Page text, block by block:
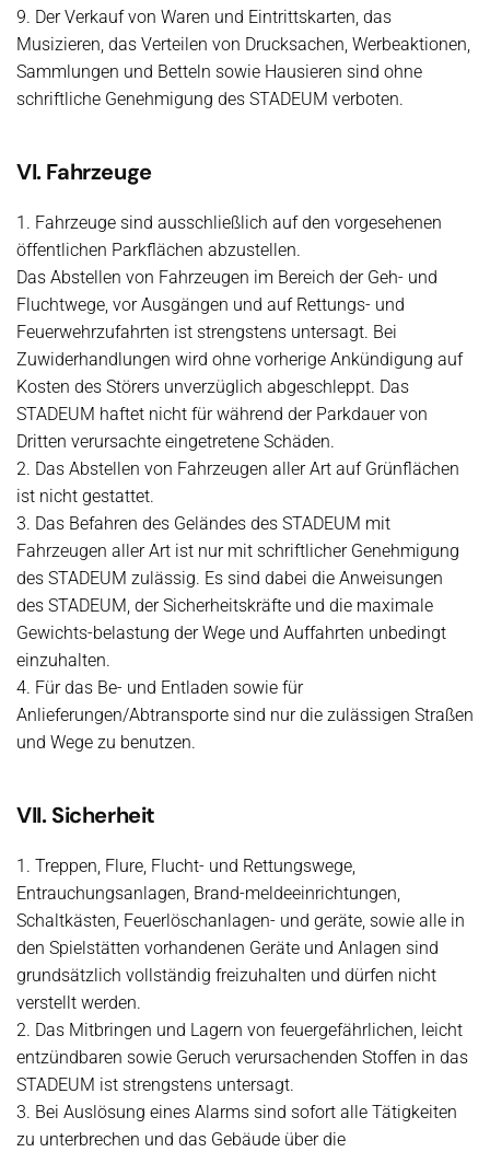
9. Der Verkauf von Waren und Eintrittskarten, das
Musizieren, das Verteilen von Drucksachen, Werbeaktionen,
Sammlungen und Betteln sowie Hausieren sind ohne
schriftliche Genehmigung des STADEUM verboten.
VI. Fahrzeuge
1. Fahrzeuge sind ausschließlich auf den vorgesehenen
öffentlichen Parkflächen abzustellen.
Das Abstellen von Fahrzeugen im Bereich der Geh- und
Fluchtwege, vor Ausgängen und auf Rettungs- und
Feuerwehrzufahrten ist strengstens untersagt. Bei
Zuwiderhandlungen wird ohne vorherige Ankündigung auf
Kosten des Störers unverzüglich abgeschleppt. Das
STADEUM haftet nicht für während der Parkdauer von
Dritten verursachte eingetretene Schäden.
2. Das Abstellen von Fahrzeugen aller Art auf Grünflächen
ist nicht gestattet.
3. Das Befahren des Geländes des STADEUM mit
Fahrzeugen aller Art ist nur mit schriftlicher Genehmigung
des STADEUM zulässig. Es sind dabei die Anweisungen
des STADEUM, der Sicherheitskräfte und die maximale
Gewichts-belastung der Wege und Auffahrten unbedingt
einzuhalten.
4. Für das Be- und Entladen sowie für
Anlieferungen/Abtransporte sind nur die zulässigen Straßen
und Wege zu benutzen.
VII. Sicherheit
1. Treppen, Flure, Flucht- und Rettungswege,
Entrauchungsanlagen, Brand-meldeeinrichtungen,
Schaltkästen, Feuerlöschanlagen- und geräte, sowie alle in
den Spielstätten vorhandenen Geräte und Anlagen sind
grundsätzlich vollständig freizuhalten und dürfen nicht
verstellt werden.
2. Das Mitbringen und Lagern von feuergefährlichen, leicht
entzündbaren sowie Geruch verursachenden Stoffen in das
STADEUM ist strengstens untersagt.
3. Bei Auslösung eines Alarms sind sofort alle Tätigkeiten
zu unterbrechen und das Gebäude über die